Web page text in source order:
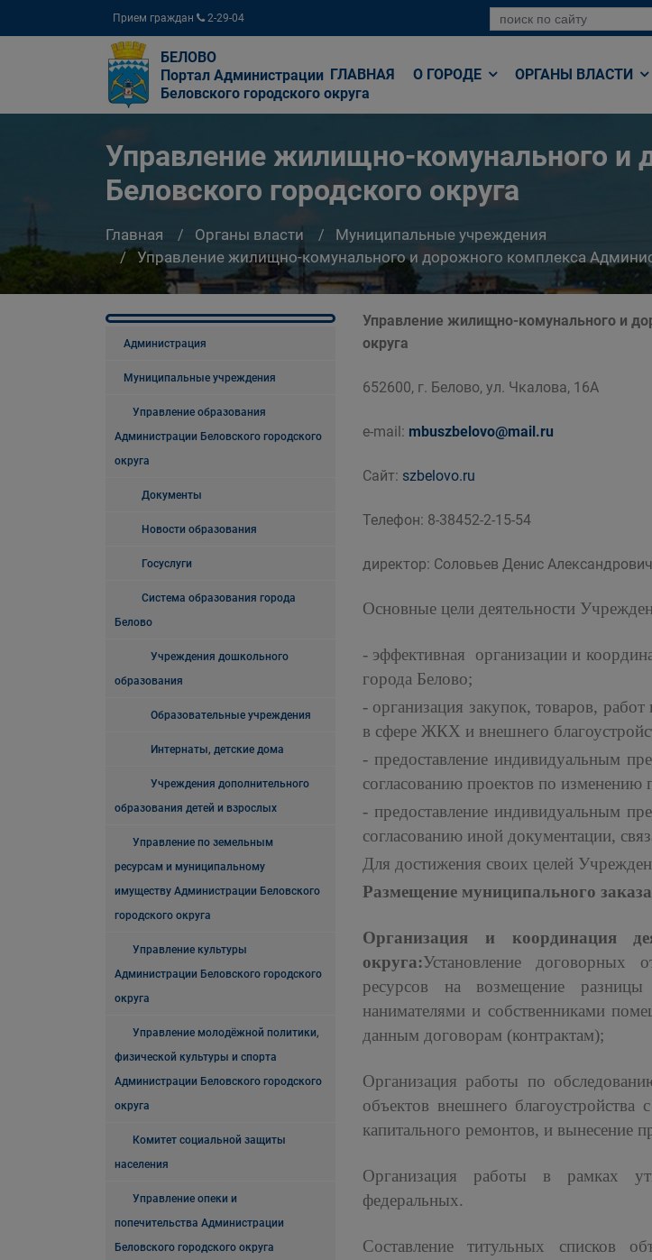
Прием граждан 2-29-04
БЕЛОВО
Портал Администрации
Беловского городского округа
ГЛАВНАЯ О ГОРОДЕ ОРГАНЫ ВЛАСТИ
Управление жилищно-комунального и
Беловского городского округа
Главная Органы власти
Муниципальные учреждения
Управление жилищно-комунального и дорожного комплекса
Администрация
Муниципальные учреждения
Управление образования
Администрации Беловского городского
округа
Документы
Новости образования
Госуслуги
Система образования города
Белово
Учреждения дошкольного
образования
Образовательные учреждения
Интернаты, детские дома
Учреждения дополнительного
образования детей и взрослых
Управление по земельным
ресурсам и муниципальному
имуществу Администрации Беловского
городского округа
Управление культуры
Администрации Беловского городского
округа
Управление молодёжной политики,
физической культуры и спорта
Администрации Беловского городского
округа
Комитет социальной защиты
населения
Управление опеки и
попечительства Администрации
Беловского городского округа
Управление жилищно-комунального и
округа
652600, г. Белово, ул. Чкалова, 16А
e-mail: mbuszbelovo@mail.ru
Сайт: szbelovo.ru
Телефон: 8-38452-2-15-54
директор: Соловьев Денис Александрович
Основные цели деятельности
- эффективная организации и
города Белово;
- организация закупок, товаров,
в сфере ЖКХ и внешнего
- предоставление индивидуальным
согласованию проектов по
- предоставление индивидуальным
согласованию иной документации,
Для достижения своих целей
Размещение муниципального
Организация и координация
округа:Установление договорных
ресурсов на возмещение
нанимателями и собственниками
данным договорам (контрактам);
Организация работы по
объектов внешнего
капитального ремонтов, и вынесение
Организация работы в рамках
федеральных.
Составление титульных списков